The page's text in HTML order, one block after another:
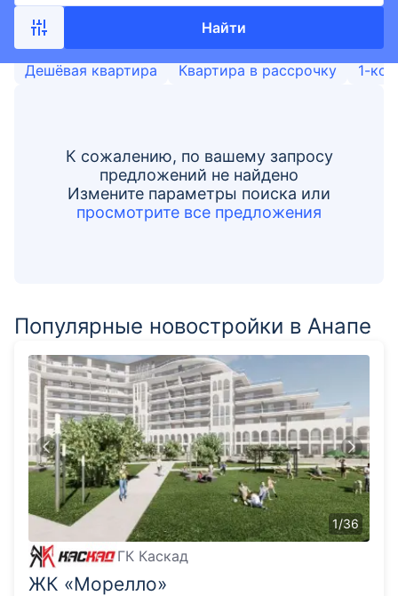
Найти
Дешёвая квартира Квартира в рассрочку 1-
К сожалению, по вашему запросу
предложений не найдено
Измените параметры поиска или
просмотрите все предложения
Популярные новостройки в Анапе
1/36
ГК Каскад
ЖК «Морелло»